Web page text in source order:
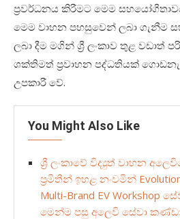
ප්‍රවර්ධනය කිරීමට මෙම
මෙම වාහන පහසුවෙන් ලබා ගැනීම
ලබා දීම මගින් ශ්‍රී ලංකාව තුළ වඩාත්
ශක්තිමත් ප්‍රවාහන පද්ධතියක්
උපකාරී වේ.
You Might Also Like
ශ්‍රී ලංකාවේ විද්‍යුත් වාහන
ප්‍රමිතීන් ඉහළ නංවමින්
Multi-Brand EV Workshop
මෙන්ම පසු අලෙවි සේවා